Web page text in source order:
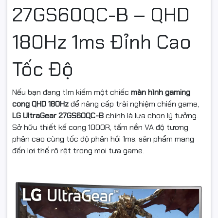
27GS60QC-B – QHD
180Hz 1ms Đỉnh Cao
Tốc Độ
Nếu bạn đang tìm kiếm một chiếc màn hình gaming
cong QHD 180Hzđể nâng cấp trải nghiệm chiến game,
LG UltraGear 27GS60QC-Bchính là lựa chọn lý tưởng.
Sở hữu thiết kế cong 1000R, tấm nền VA độ tương
phản cao cùng tốc độ phản hồi 1ms, sản phẩm mang
đến lợi thế rõ rệt trong mọi tựa game.
hiện tượng:
✔ Stuttering (giật khung hình)
Mang lại trải nghiệm chơi game ổn định và mượt mà hơn.
🌞 Độ Sáng 300cd/m² – Hiển
Thị Rõ Ràng Mọi Điều Kiện
Với độ sáng 300cd/m², màn hình hiển thị tốt ngay cả trong
phòng có ánh sáng mạnh.
đổi màu sắc khi thay đổi góc nhìn.
🎯 Tính Năng Gaming Chuyên